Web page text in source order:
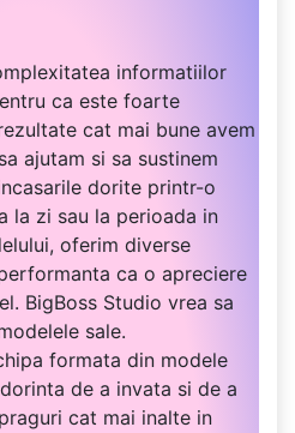
informatiilor
ca este foarte
cat mai bune avem
ajutam si sa sustinem
dorite printr-o
la zi sau la perioada in
oferim diverse
ca o apreciere
BigBoss Studio vrea sa
sale.
formata din modele
de a invata si de a
cat mai inalte in